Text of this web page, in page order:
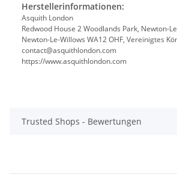
Herstellerinformationen:
Asquith London
Redwood House 2 Woodlands Park, Newton-
Newton-Le-Willows WA12 OHF, Vereinigtes
contact@asquithlondon.com
https://www.asquithlondon.com
Trusted Shops - Bewertungen